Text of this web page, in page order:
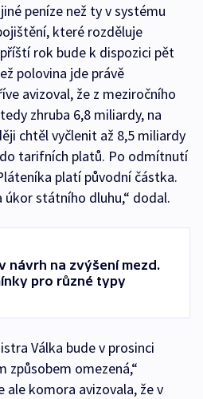
peníze než ty v systému
které rozděluje
rok bude k dispozici pět
polovina jde právě
avizoval, že z meziročního
zhruba 6,8 miliardy, na
chtěl vyčlenit až 8,5 miliardy
tarifních platů. Po odmítnutí
platí původní částka.
úkor státního dluhu,“ dodal.
návrh na zvýšení mezd.
pro různé typy
Válka bude v prosinci
způsobem omezená,“
ale komora avizovala, že v